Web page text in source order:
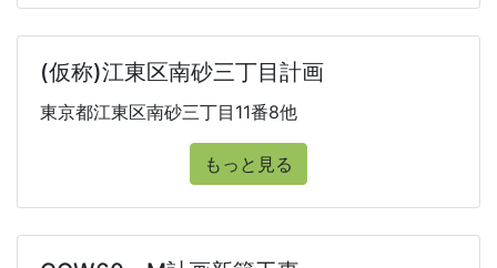
(仮称)江東区南砂三丁目計画
東京都江東区南砂三丁目11番8他
もっと見る